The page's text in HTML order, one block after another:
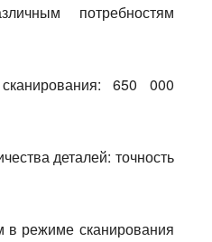
потребностям
650 000
деталей: точность
в режиме сканирования